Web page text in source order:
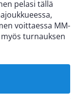
pelasi tällä
voittaessa MM-
turnauksen